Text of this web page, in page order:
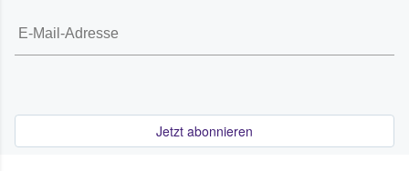
Jetzt abonnieren